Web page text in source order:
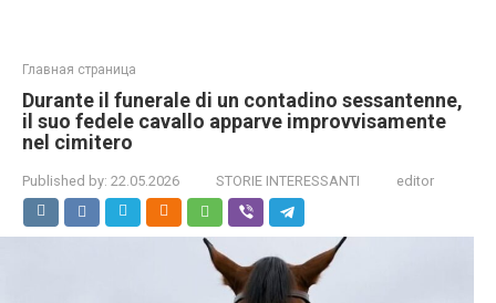
Главная страница
Durante il funerale di un contadino sessantenne,
il suo fedele cavallo apparve improvvisamente
nel cimitero
Published by: 22.05.2026 STORIE INTERESSANTI editor